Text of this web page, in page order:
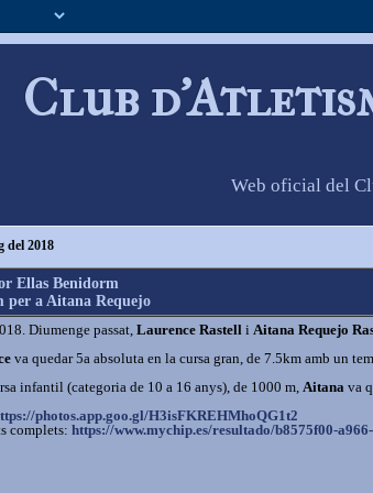
Club
Web oficial del
del 2018
Ellas Benidorm
per a Aitana Requejo
Diumenge passat, Laurence Rastell i Aitana Requejo
va quedar 5a absoluta en la cursa gran, de 7.5km amb un
infantil (categoria de 10 a 16 anys), de 1000 m, Aitana va
photos.app.goo.gl/H3isFKREHMhoQG1t2
complets: https://www.mychip.es/resultado/b8575f00-